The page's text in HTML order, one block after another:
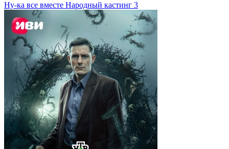
Ну-ка все вместе Народный кастинг 3